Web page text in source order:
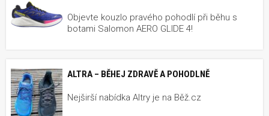
Objevte kouzlo pravého pohodlí při běhu s
botami Salomon AERO GLIDE 4!
ALTRA – BĚHEJ ZDRAVĚ A POHODLNĚ
Nejširší nabídka Altry je na Běž.cz